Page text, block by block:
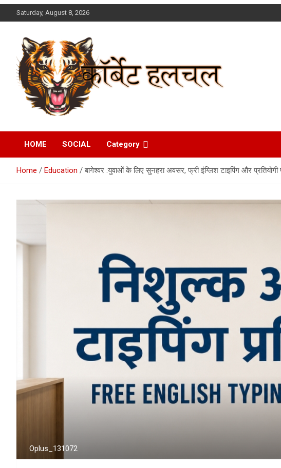
to
Saturday, August 8, 2026
Corbett Halchal (कॉर्बेट
हलचल)
HOME SOCIAL Category
Home Education बागेश्वर :युवाओं के लिए सुनहरा अवसर, फ्री इंग्लिश टाइपिंग और
Oplus_131072